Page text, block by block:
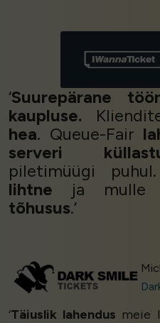
‘Suurepärane
kaupluse.
hea. Queue-Fair
serveri
piletimüügi
lihtne ja mulle
tõhusus.’
‘Täiuslik lahendus meie